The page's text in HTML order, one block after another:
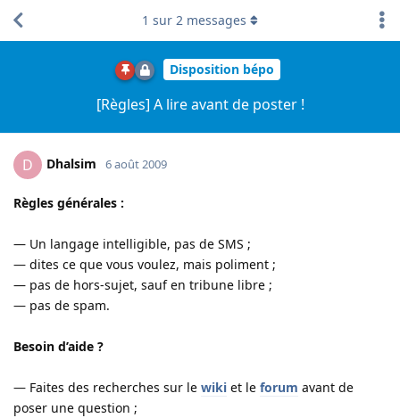
Disposition bépo
[Règles] A lire avant de poster !
1 sur 2 messages
D Dhalsim 6 août 2009
Règles générales :
— Un langage intelligible, pas de SMS ;
— dites ce que vous voulez, mais poliment ;
— pas de hors-sujet, sauf en tribune libre ;
— pas de spam.
Besoin d’aide ?
— Faites des recherches sur le wiki et le forum avant de
poser une question ;